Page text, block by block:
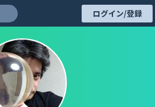
ログイン/登録